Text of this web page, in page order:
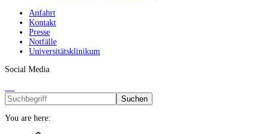
Anfahrt
Kontakt
Presse
Notfälle
Universitätsklinikum
Social Media
Suchen
You are here: